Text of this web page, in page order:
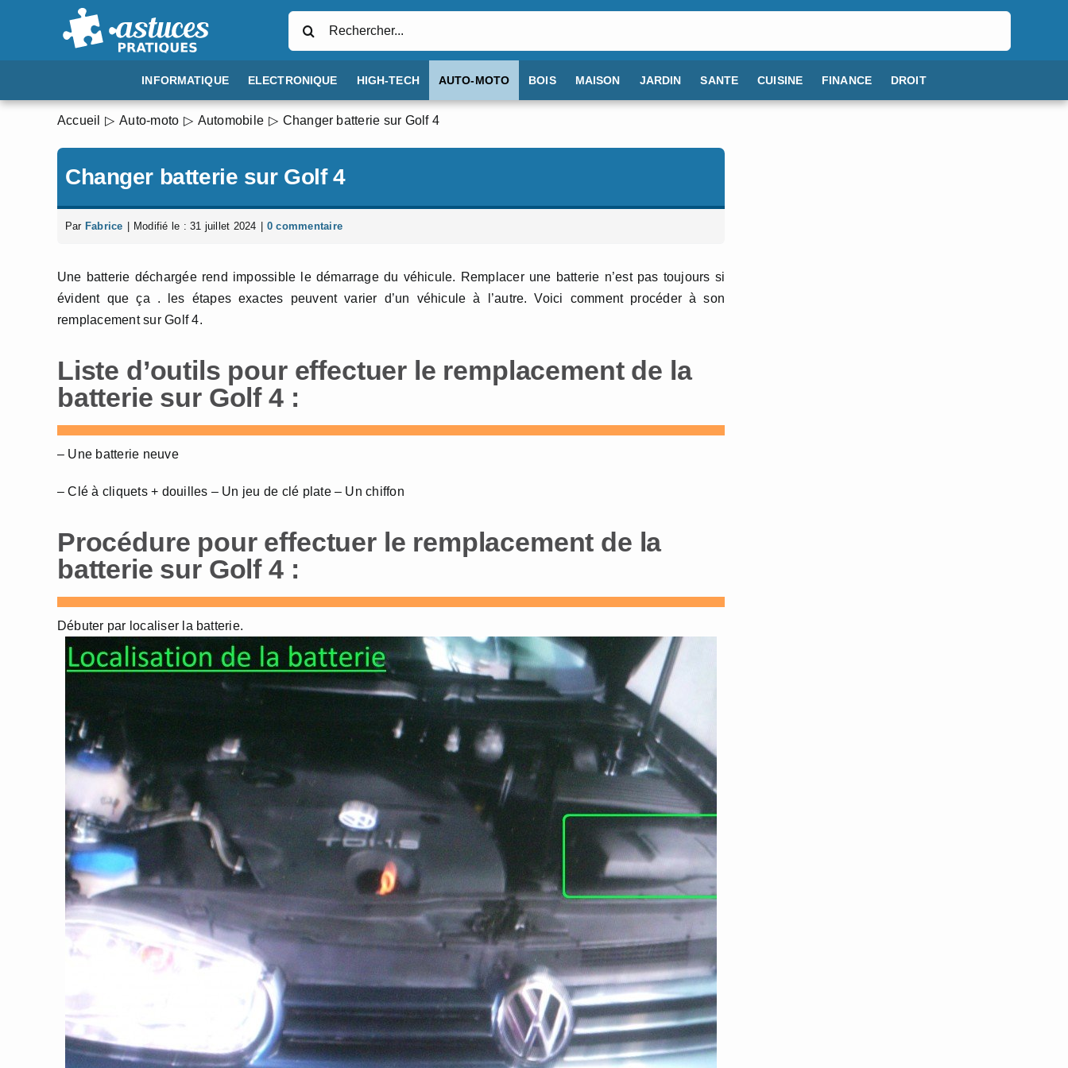
INFORMATIQUE ELECTRONIQUE HIGH-TECH AUTO-MOTO BOIS MAISON JARDIN SANTE CUISINE FINANCE DROIT
Accueil Auto-moto Automobile Changer batterie sur Golf 4
Changer batterie sur Golf 4
Par Fabrice Modifié le : 31 juillet 2024 0 commentaire
Une batterie déchargée rend impossible le démarrage du véhicule. Remplacer une batterie n’est pas toujours si
évident que ça . les étapes exactes peuvent varier d’un véhicule à l’autre. Voici comment procéder à son
remplacement sur Golf 4.
Liste d’outils pour effectuer le remplacement de la
batterie sur Golf 4 :
– Une batterie neuve
– Clé à cliquets + douilles – Un jeu de clé plate – Un chiffon
Procédure pour effectuer le remplacement de la
batterie sur Golf 4 :
Débuter par localiser la batterie.